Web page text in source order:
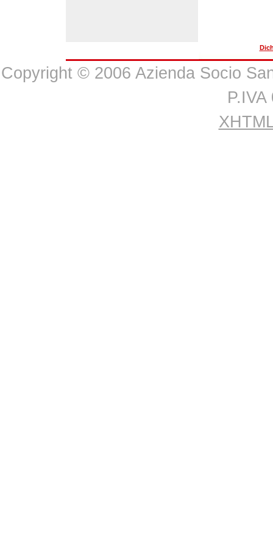
Copyright © 2006 Azienda Socio